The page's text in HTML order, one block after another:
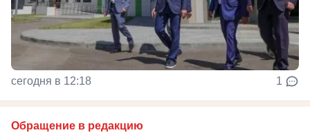
сегодня в 12:18 1
Обращение в редакцию